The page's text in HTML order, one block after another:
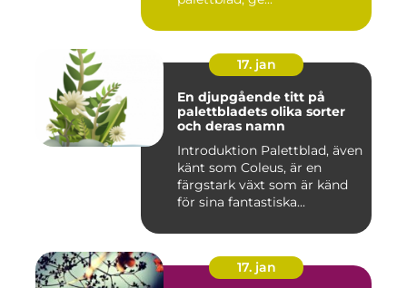
17. jan
En djupgående titt på
palettbladets olika sorter
och deras namn
Introduktion Palettblad, även
känt som Coleus, är en
färgstark växt som är känd
för sina fantastiska...
17. jan